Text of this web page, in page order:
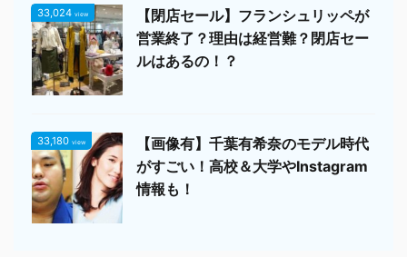
33,024 view
【閉店セール】フランシュリッペが
営業終了？理由は経営難？閉店セー
ルはあるの！？
33,180 view
【画像有】千葉有希奈のモデル時代
がすごい！高校＆大学やInstagram
情報も！